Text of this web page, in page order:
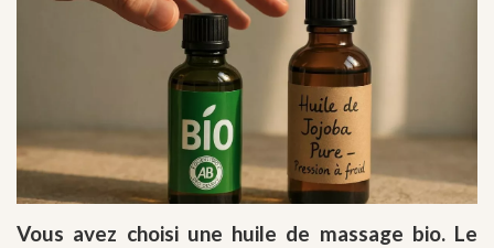
Vous avez choisi une huile de massage bio. Le